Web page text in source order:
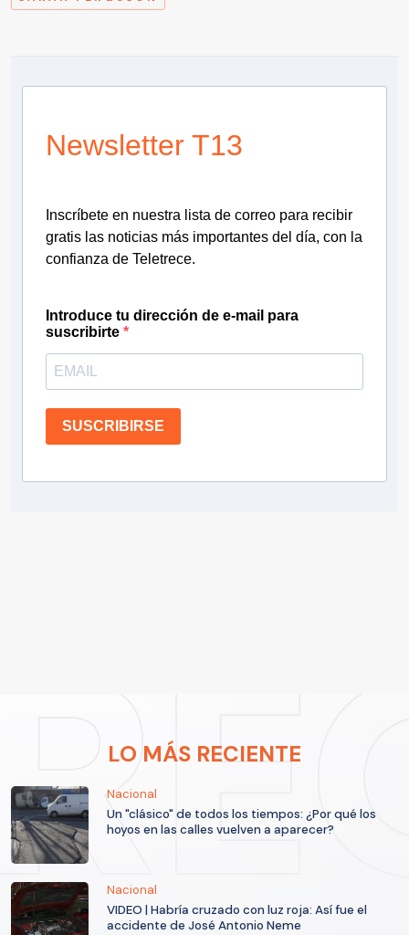
Newsletter T13
Inscríbete en nuestra lista de correo para recibir
gratis las noticias más importantes del día, con la
confianza de Teletrece.
Introduce tu dirección de e-mail para
suscribirte
SUSCRIBIRSE
LO MÁS RECIENTE
Nacional
Un "clásico" de todos los tiempos: ¿Por qué los
hoyos en las calles vuelven a aparecer?
Nacional
VIDEO | Habría cruzado con luz roja: Así fue el
accidente de José Antonio Neme